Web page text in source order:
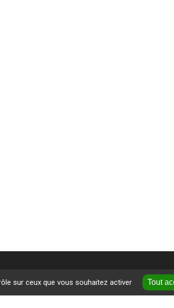
formations près de chez vous
+
sur ceux que vous souhaitez activer Tout